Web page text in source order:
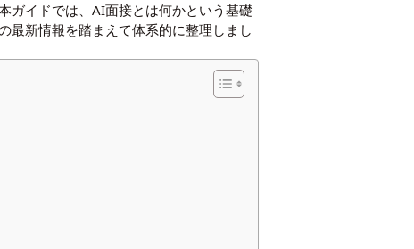
ガイドでは、AI面接とは何かという基礎
最新情報を踏まえて体系的に整理しまし